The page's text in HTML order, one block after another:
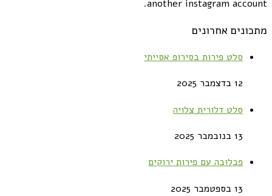
another instagram account.
מתכונים אחרונים
סלט פירות בסירופ אסייתי
12 בדצמבר 2025
סלט דלורית צלויה
13 בנובמבר 2025
פבלובה עם פירות ירוקים
13 בספטמבר 2025